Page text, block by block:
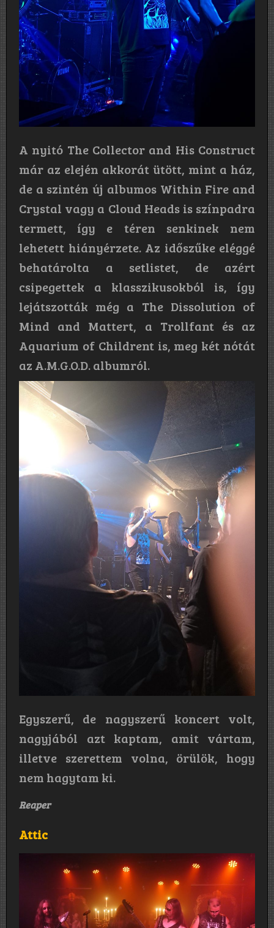
A nyitó The Collector and His Construct
már az elején akkorát ütött, mint a ház,
de a szintén új albumos Within Fire and
Crystal vagy a Cloud Heads is színpadra
termett, így e téren senkinek nem
lehetett hiányérzete. Az időszűke eléggé
behatárolta a setlistet, de azért
csipegettek a klasszikusokból is, így
lejátszották még a The Dissolution of
Mind and Mattert, a Trollfant és az
Aquarium of Childrent is, meg két nótát
az A.M.G.O.D. albumról.
Egyszerű, de nagyszerű koncert volt,
nagyjából azt kaptam, amit vártam,
illetve szerettem volna, örülök, hogy
nem hagytam ki.
Reaper
Attic